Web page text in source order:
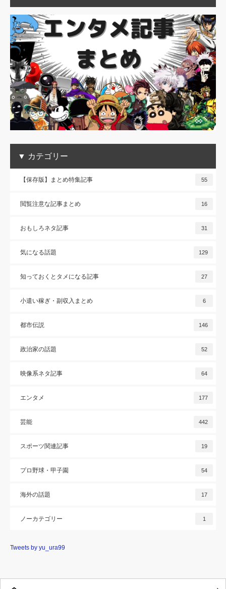
▼ カテゴリー
【保存版】まとめ特集記事 55
閲覧注意な記事まとめ 16
おもしろネタ記事 31
気になる話題 129
知っておくとタメになる記事 27
小遣い稼ぎ・副収入まとめ 6
都市伝説 146
政治家の話題 52
映像系ネタ記事 64
エンタメ 177
芸能 442
スポーツ関連記事 19
プロ野球・甲子園 54
海外の話題 17
ノーカテゴリー 1
Tweets by yu_ura99